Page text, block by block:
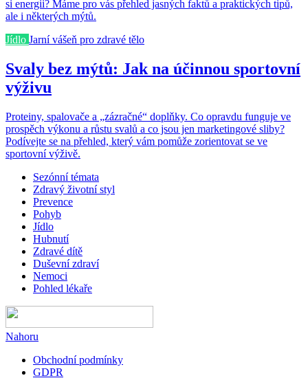
si energii? Máme pro vás přehled jasných faktů a praktických tipů,
ale i některých mýtů.
Jídlo Jarní vášeň pro zdravé tělo
Svaly bez mýtů: Jak na účinnou sportovní
výživu
Proteiny, spalovače a „zázračné“ doplňky. Co opravdu funguje ve
prospěch výkonu a růstu svalů a co jsou jen marketingové sliby?
Podívejte se na přehled, který vám pomůže zorientovat se ve
sportovní výživě.
Sezónní témata
Zdravý životní styl
Prevence
Pohyb
Jídlo
Hubnutí
Zdravé dítě
Duševní zdraví
Nemoci
Pohled lékaře
Nahoru
Obchodní podmínky
GDPR